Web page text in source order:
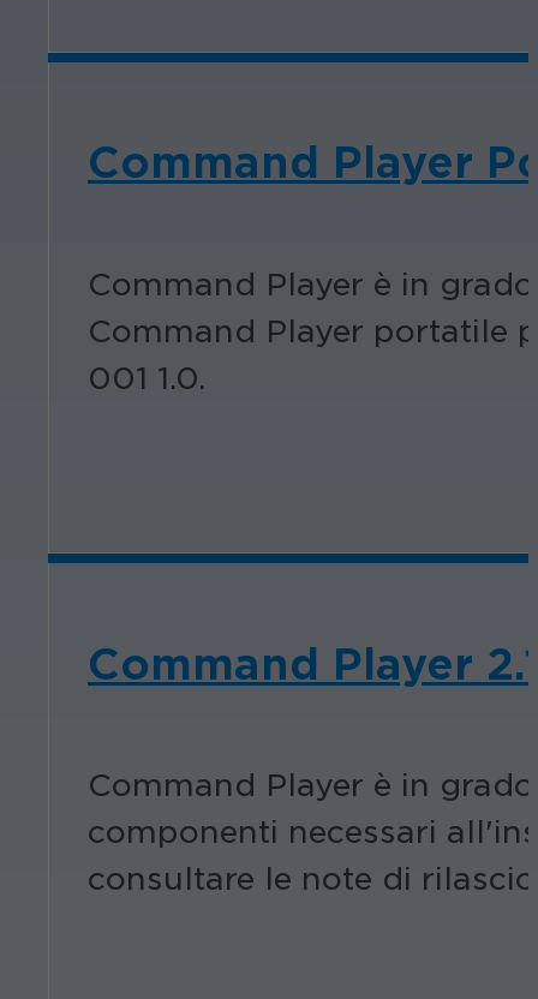
Command Player
Command Player è in
Command Player portatile
001 1.0.
Command Player
Command Player è in
componenti necessari
consultare le note di